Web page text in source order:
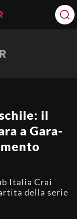
il
a Gara-
Italia Crai
della serie